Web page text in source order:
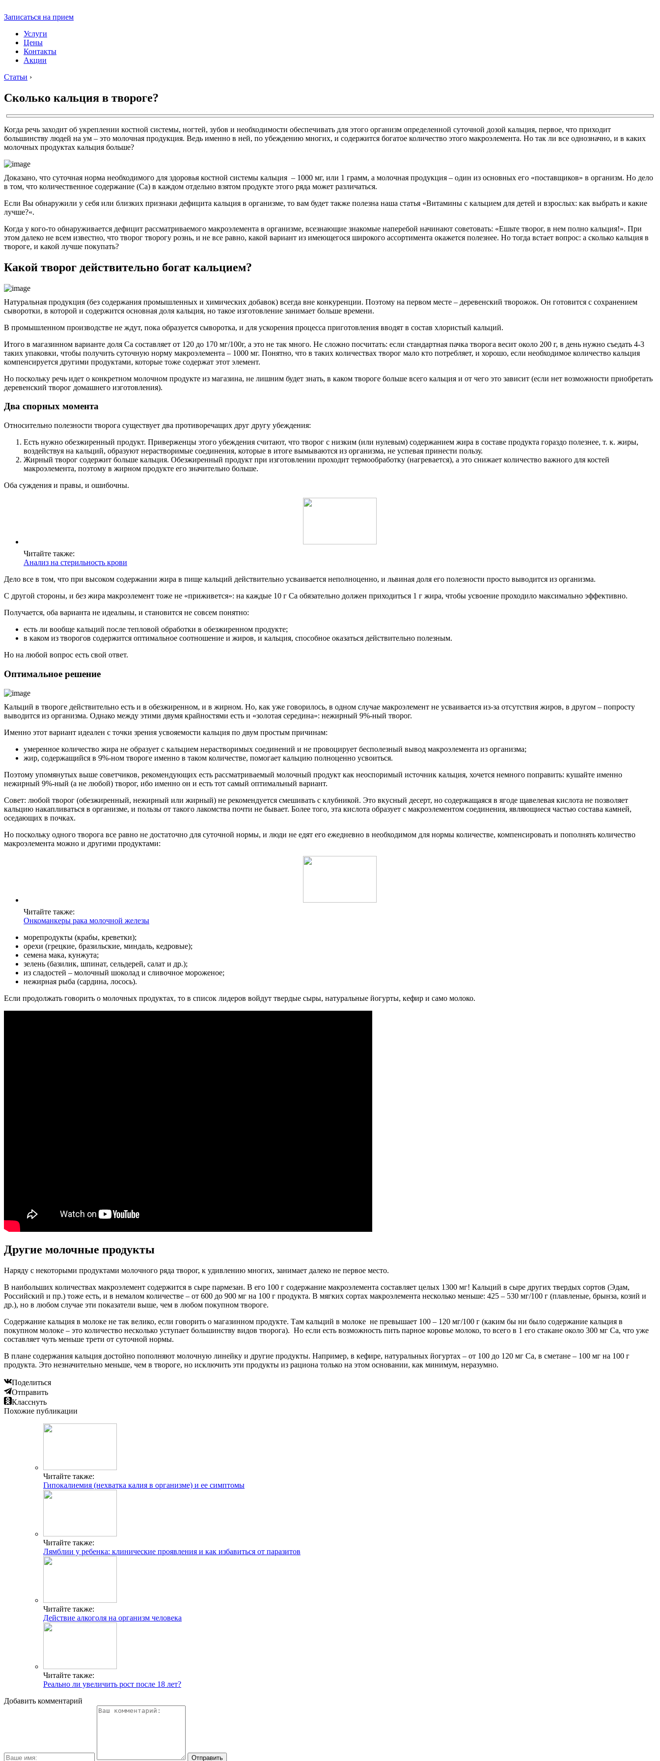
Записаться на прием
Услуги
Цены
Контакты
Акции
Статьи ›
Сколько кальция в твороге?
Когда речь заходит об укреплении костной системы, ногтей, зубов и необходимости обеспечивать для этого организм определенной суточной дозой кальция, первое, что приходит
большинству людей на ум – это молочная продукция. Ведь именно в ней, по убеждению многих, и содержится богатое количество этого макроэлемента. Но так ли все однозначно, и в каких
молочных продуктах кальция больше?
Доказано, что суточная норма необходимого для здоровья костной системы кальция – 1000 мг, или 1 грамм, а молочная продукция – один из основных его «поставщиков» в организм. Но дело
в том, что количественное содержание (Са) в каждом отдельно взятом продукте этого ряда может различаться.
Если Вы обнаружили у себя или близких признаки дефицита кальция в организме, то вам будет также полезна наша статья «Витамины с кальцием для детей и взрослых: как выбрать и какие
лучше?«.
Когда у кого-то обнаруживается дефицит рассматриваемого макроэлемента в организме, всезнающие знакомые наперебой начинают советовать: «Ешьте творог, в нем полно кальция!». При
этом далеко не всем известно, что творог творогу рознь, и не все равно, какой вариант из имеющегося широкого ассортимента окажется полезнее. Но тогда встает вопрос: а сколько кальция в
твороге, и какой лучше покупать?
Какой творог действительно богат кальцием?
Натуральная продукция (без содержания промышленных и химических добавок) всегда вне конкуренции. Поэтому на первом месте – деревенский творожок. Он готовится с сохранением
сыворотки, в которой и содержится основная доля кальция, но такое изготовление занимает больше времени.
В промышленном производстве не ждут, пока образуется сыворотка, и для ускорения процесса приготовления вводят в состав хлористый кальций.
Итого в магазинном варианте доля Са составляет от 120 до 170 мг/100г, а это не так много. Не сложно посчитать: если стандартная пачка творога весит около 200 г, в день нужно съедать 4-3
таких упаковки, чтобы получить суточную норму макроэлемента – 1000 мг. Понятно, что в таких количествах творог мало кто потребляет, и хорошо, если необходимое количество кальция
компенсируется другими продуктами, которые тоже содержат этот элемент.
Но поскольку речь идет о конкретном молочном продукте из магазина, не лишним будет знать, в каком твороге больше всего кальция и от чего это зависит (если нет возможности приобретать
деревенский творог домашнего изготовления).
Два спорных момента
Относительно полезности творога существует два противоречащих друг другу убеждения:
Есть нужно обезжиренный продукт. Приверженцы этого убеждения считают, что творог с низким (или нулевым) содержанием жира в составе продукта гораздо полезнее, т. к. жиры,
воздействуя на кальций, образуют нерастворимые соединения, которые в итоге вымываются из организма, не успевая принести пользу.
Жирный творог содержит больше кальция. Обезжиренный продукт при изготовлении проходит термообработку (нагревается), а это снижает количество важного для костей
макроэлемента, поэтому в жирном продукте его значительно больше.
Оба суждения и правы, и ошибочны.
Читайте также:
Анализ на стерильность крови
Дело все в том, что при высоком содержании жира в пище кальций действительно усваивается неполноценно, и львиная доля его полезности просто выводится из организма.
С другой стороны, и без жира макроэлемент тоже не «приживется»: на каждые 10 г Са обязательно должен приходиться 1 г жира, чтобы усвоение проходило максимально эффективно.
Получается, оба варианта не идеальны, и становится не совсем понятно:
есть ли вообще кальций после тепловой обработки в обезжиренном продукте;
в каком из творогов содержится оптимальное соотношение и жиров, и кальция, способное оказаться действительно полезным.
Но на любой вопрос есть свой ответ.
Оптимальное решение
Кальций в твороге действительно есть и в обезжиренном, и в жирном. Но, как уже говорилось, в одном случае макроэлемент не усваивается из-за отсутствия жиров, в другом – попросту
выводится из организма. Однако между этими двумя крайностями есть и «золотая середина»: нежирный 9%-ный творог.
Именно этот вариант идеален с точки зрения усвояемости кальция по двум простым причинам:
умеренное количество жира не образует с кальцием нерастворимых соединений и не провоцирует бесполезный вывод макроэлемента из организма;
жир, содержащийся в 9%-ном твороге именно в таком количестве, помогает кальцию полноценно усвоиться.
Поэтому упомянутых выше советчиков, рекомендующих есть рассматриваемый молочный продукт как неоспоримый источник кальция, хочется немного поправить: кушайте именно
нежирный 9%-ный (а не любой) творог, ибо именно он и есть тот самый оптимальный вариант.
Совет: любой творог (обезжиренный, нежирный или жирный) не рекомендуется смешивать с клубникой. Это вкусный десерт, но содержащаяся в ягоде щавелевая кислота не позволяет
кальцию накапливаться в организме, и пользы от такого лакомства почти не бывает. Более того, эта кислота образует с макроэлементом соединения, являющиеся частью состава камней,
оседающих в почках.
Но поскольку одного творога все равно не достаточно для суточной нормы, и люди не едят его ежедневно в необходимом для нормы количестве, компенсировать и пополнять количество
макроэлемента можно и другими продуктами:
Читайте также:
Онкоманкеры рака молочной железы
морепродукты (крабы, креветки);
орехи (грецкие, бразильские, миндаль, кедровые);
семена мака, кунжута;
зелень (базилик, шпинат, сельдерей, салат и др.);
из сладостей – молочный шоколад и сливочное мороженое;
нежирная рыба (сардина, лосось).
Если продолжать говорить о молочных продуктах, то в список лидеров войдут твердые сыры, натуральные йогурты, кефир и само молоко.
Другие молочные продукты
Наряду с некоторыми продуктами молочного ряда творог, к удивлению многих, занимает далеко не первое место.
В наибольших количествах макроэлемент содержится в сыре пармезан. В его 100 г содержание макроэлемента составляет целых 1300 мг! Кальций в сыре других твердых сортов (Эдам,
Российский и пр.) тоже есть, и в немалом количестве – от 600 до 900 мг на 100 г продукта. В мягких сортах макроэлемента несколько меньше: 425 – 530 мг/100 г (плавленые, брынза, козий и
др.), но в любом случае эти показатели выше, чем в любом покупном твороге.
Содержание кальция в молоке не так велико, если говорить о магазинном продукте. Там кальций в молоке не превышает 100 – 120 мг/100 г (каким бы ни было содержание кальция в
покупном молоке – это количество несколько уступает большинству видов творога). Но если есть возможность пить парное коровье молоко, то всего в 1 его стакане около 300 мг Са, что уже
составляет чуть меньше трети от суточной нормы.
В плане содержания кальция достойно пополняют молочную линейку и другие продукты. Например, в кефире, натуральных йогуртах – от 100 до 120 мг Са, в сметане – 100 мг на 100 г
продукта. Это незначительно меньше, чем в твороге, но исключить эти продукты из рациона только на этом основании, как минимум, неразумно.
Поделиться
Отправить
Класснуть
Похожие публикации
Читайте также:
Гипокалиемия (нехватка калия в организме) и ее симптомы
Читайте также:
Лямблии у ребенка: клинические проявления и как избавиться от паразитов
Читайте также:
Действие алкоголя на организм человека
Читайте также:
Реально ли увеличить рост после 18 лет?
Добавить комментарий